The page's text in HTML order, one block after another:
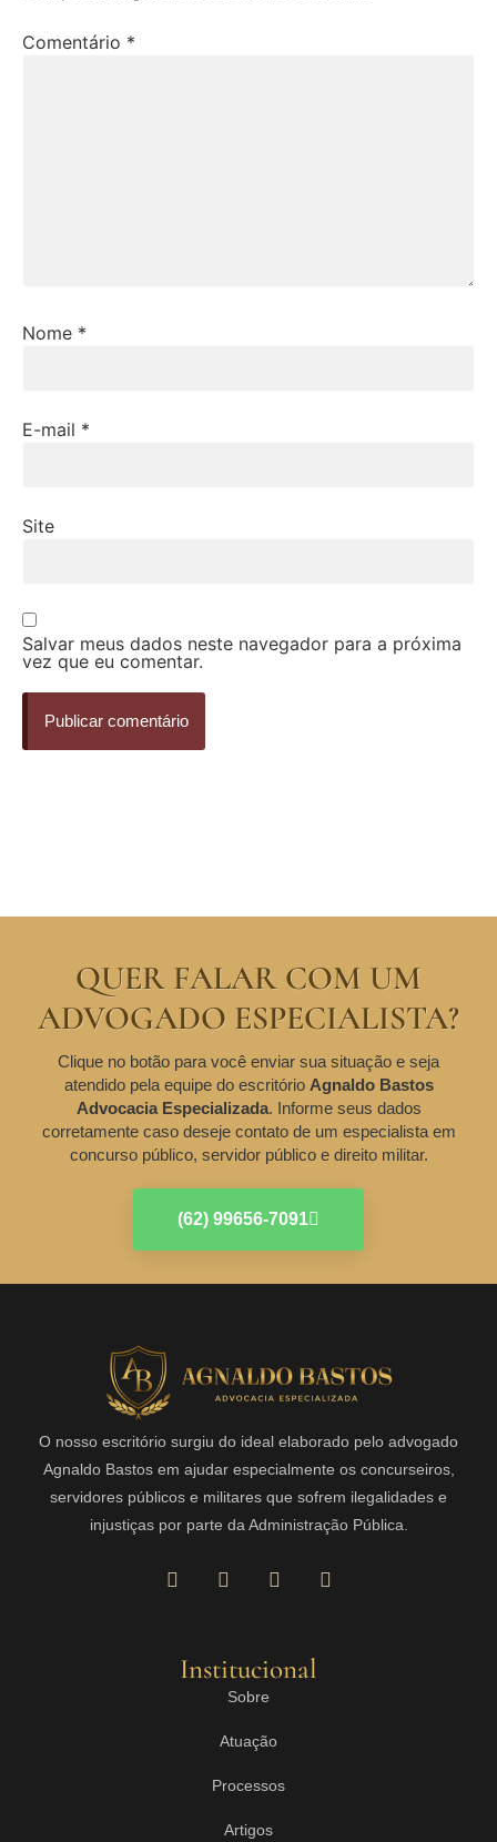
Comentário *
Nome *
E-mail *
Site
Salvar meus dados neste navegador para a próxima
vez que eu comentar.
QUER FALAR COM UM
ADVOGADO ESPECIALISTA?
Clique no botão para você enviar sua situação e seja
atendido pela equipe do escritório Agnaldo Bastos
Advocacia Especializada. Informe seus dados
corretamente caso deseje contato de um especialista em
concurso público, servidor público e direito militar.
(62) 99656-7091
O nosso escritório surgiu do ideal elaborado pelo advogado
Agnaldo Bastos em ajudar especialmente os concurseiros,
servidores públicos e militares que sofrem ilegalidades e
injustiças por parte da Administração Pública.
Institucional
Sobre
Atuação
Processos
Artigos